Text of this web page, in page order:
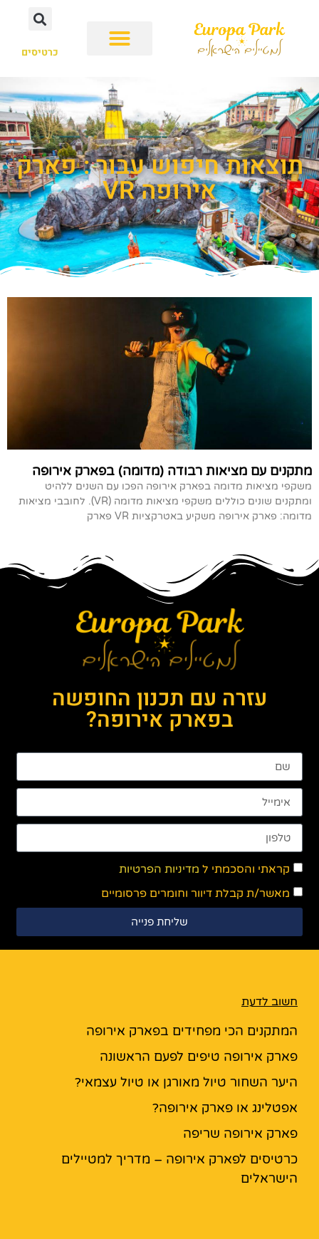
כרטיסים
תוצאות חיפוש עבור : פארק
אירופה VR
מתקנים עם מציאות רבודה (מדומה) בפארק אירופה
משקפי מציאות מדומה בפארק אירופה הפכו עם השנים ללהיט
ומתקנים שונים כוללים משקפי מציאות מדומה (VR). לחובבי מציאות
מדומה: פארק אירופה משקיע באטרקציות VR פארק
עזרה עם תכנון החופשה
בפארק אירופה?
קראתי והסכמתי ל מדיניות הפרטיות
מאשר/ת קבלת דיוור וחומרים פרסומיים
שליחת פנייה
חשוב לדעת
המתקנים הכי מפחידים בפארק אירופה
פארק אירופה טיפים לפעם הראשונה
היער השחור טיול מאורגן או טיול עצמאי?
אפטלינג או פארק אירופה?
פארק אירופה שריפה
כרטיסים לפארק אירופה – מדריך למטיילים
הישראלים